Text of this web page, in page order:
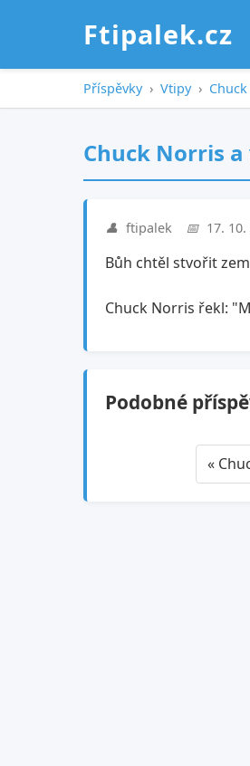
Ftipalek.cz
Příspěvky › Vtipy ›
Chuck Norris
👤 ftipalek 📅 17. 10.
Bůh chtěl stvořit
Chuck Norris řekl:
Podobné
«